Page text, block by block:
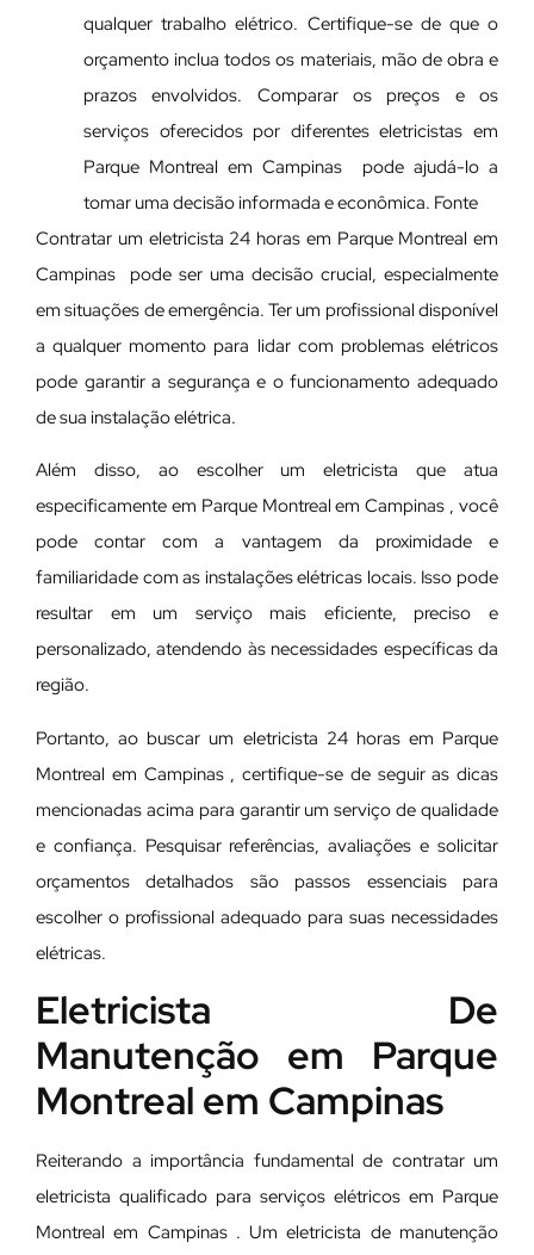
qualquer trabalho elétrico. Certifique-se de que o
orçamento inclua todos os materiais, mão de obra e
prazos envolvidos. Comparar os preços e os
serviços oferecidos por diferentes eletricistas em
Parque Montreal em Campinas pode ajudá-lo a
tomar uma decisão informada e econômica. Fonte
Contratar um eletricista 24 horas em Parque Montreal em
Campinas pode ser uma decisão crucial, especialmente
em situações de emergência. Ter um profissional disponível
a qualquer momento para lidar com problemas elétricos
pode garantir a segurança e o funcionamento adequado
de sua instalação elétrica.
Além disso, ao escolher um eletricista que atua
especificamente em Parque Montreal em Campinas , você
pode contar com a vantagem da proximidade e
familiaridade com as instalações elétricas locais. Isso pode
resultar em um serviço mais eficiente, preciso e
personalizado, atendendo às necessidades específicas da
região.
Portanto, ao buscar um eletricista 24 horas em Parque
Montreal em Campinas , certifique-se de seguir as dicas
mencionadas acima para garantir um serviço de qualidade
e confiança. Pesquisar referências, avaliações e solicitar
orçamentos detalhados são passos essenciais para
escolher o profissional adequado para suas necessidades
elétricas.
Eletricista De
Manutenção em Parque
Montreal em Campinas
Reiterando a importância fundamental de contratar um
eletricista qualificado para serviços elétricos em Parque
Montreal em Campinas . Um eletricista de manutenção